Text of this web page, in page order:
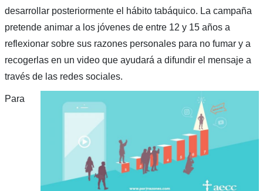
desarrollar posteriormente el hábito tabáquico. La campaña
pretende animar a los jóvenes de entre 12 y 15 años a
reflexionar sobre sus razones personales para no fumar y a
recogerlas en un video que ayudará a difundir el mensaje a
través de las redes sociales.
Para